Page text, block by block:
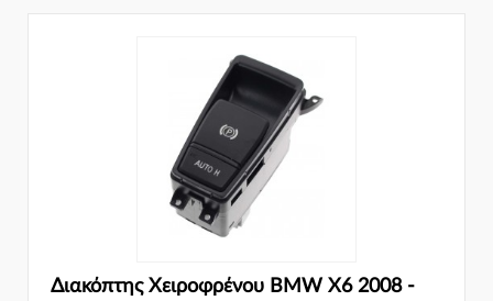
Διακόπτης Χειροφρένου BMW X6 2008 -